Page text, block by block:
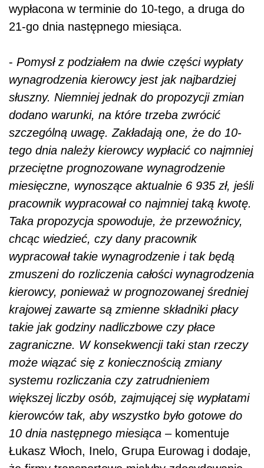
wypłacona w terminie do 10-tego, a druga do
21-go dnia następnego miesiąca.
- Pomysł z podziałem na dwie części wypłaty
wynagrodzenia kierowcy jest jak najbardziej
słuszny. Niemniej jednak do propozycji zmian
dodano warunki, na które trzeba zwrócić
szczególną uwagę. Zakładają one, że do 10-
tego dnia należy kierowcy wypłacić co najmniej
przeciętne prognozowane wynagrodzenie
miesięczne, wynoszące aktualnie 6 935 zł, jeśli
pracownik wypracował co najmniej taką kwotę.
Taka propozycja spowoduje, że przewoźnicy,
chcąc wiedzieć, czy dany pracownik
wypracował takie wynagrodzenie i tak będą
zmuszeni do rozliczenia całości wynagrodzenia
kierowcy, ponieważ w prognozowanej średniej
krajowej zawarte są zmienne składniki płacy
takie jak godziny nadliczbowe czy płace
zagraniczne. W konsekwencji taki stan rzeczy
może wiązać się z koniecznością zmiany
systemu rozliczania czy zatrudnieniem
większej liczby osób, zajmującej się wypłatami
kierowców tak, aby wszystko było gotowe do
10 dnia następnego miesiąca – komentuje
Łukasz Włoch, Inelo, Grupa Eurowag i dodaje,